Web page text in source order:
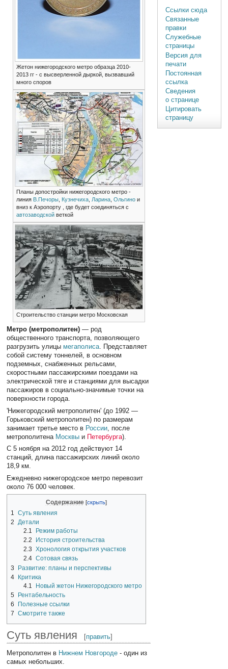
Жетон нижегородского метро образца 2010-
2013 гг - с высверленной дыркой, вызвавший
много споров
Планы допостройки нижегородского метро -
линия В.Печоры, Кузнечиха, Ларина, Ольгинои
вниз к Аэропорту , где будет соединяться с
автозаводскойветкой
Строительство станции метро Московская
Метро (метрополитен) — род
общественного транспорта, позволяющего
разгрузить улицы мегаполиса. Представляет
собой систему тоннелей, в основном
подземных, снабженных рельсами,
скоростными пассажирскими поездами на
электрической тяге и станциями для высадки
пассажиров в социально-значимые точки на
поверхности города.
'Нижегородский метрополитен' (до 1992 —
Горьковский метрополитен) по размерам
занимает третье место в России , после
метрополитена Москвы и Петербурга).
С 5 ноября на 2012 год действуют 14
станций, длина пассажирских линий около
18,9 км.
Ежедневно нижегородское метро перевозит
около 76 000 человек.
Содержание
1
Суть явления
2
Детали
2.1
Режим работы
2.2
История строительства
2.3 Хронология открытия участков
2.4 Сотовая связь
3
Развитие: планы и перспективы
4 Критика
4.1
Новый жетон Нижегородского метро
5
Рентабельность
6
Полезные ссылки
7
Смотрите также
Суть явления [править]
Метрополитен в Нижнем Новгороде - один из
самых небольших.
Ссылки сюда
Связанные
правки
Служебные
страницы
Версия для
печати
Постоянная
ссылка
Сведения
о странице
Цитировать
страницу